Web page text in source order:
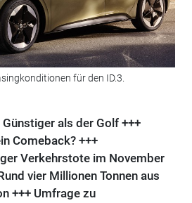
für den ID.3.
als der Golf +++
Comeback? +++
Verkehrstote im November
vier Millionen Tonnen aus
+++ Umfrage zu